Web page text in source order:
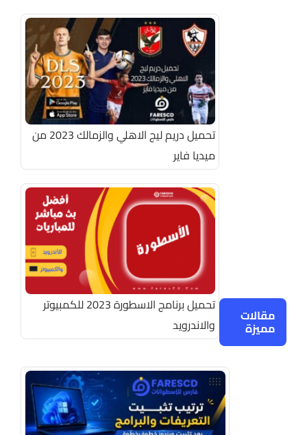
مقالات
مميزة
تحميل دريم ليج الاهلي والزمالك 2023 من
ميديا فاير
تحميل برنامج الاسطورة 2023 للكمبيوتر
والاندرويد